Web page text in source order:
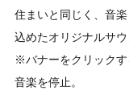
住まいと同じく、音
込めたオリジナルサ
※バナーをクリック
音楽を停止。